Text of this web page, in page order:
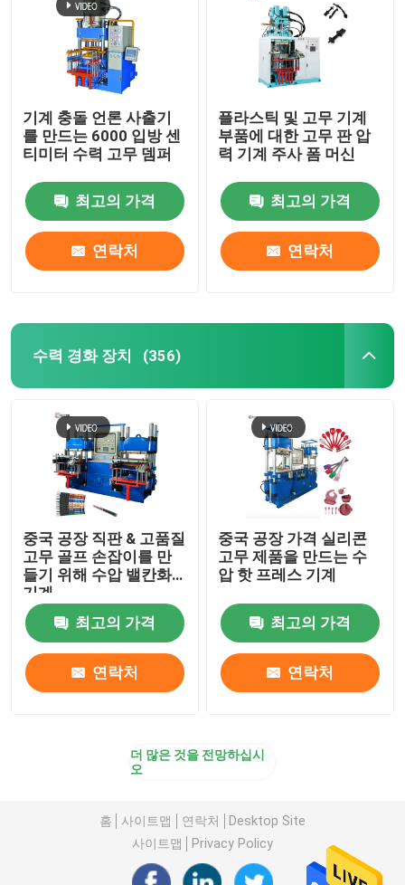
기계 충돌 언론 사출기
를 만드는 6000 입방 센
티미터 수력 고무 뎀퍼
최고의 가격
연락처
플라스틱 및 고무 기계
부품에 대한 고무 판 압
력 기계 주사 폼 머신
최고의 가격
연락처
수력 경화 장치 (356)
중국 공장 직판 & 고품질
고무 골프 손잡이를 만
들기 위해 수압 밸칸화
기계
최고의 가격
연락처
중국 공장 가격 실리콘
고무 제품을 만드는 수
압 핫 프레스 기계
최고의 가격
연락처
더 많은 것을 전망하십시
오
홈 사이트맵 연락처
Desktop Site
사이트맵
Privacy Policy